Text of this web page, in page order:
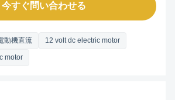
今すぐ問い合わせる
動機直流 12 volt dc electric motor
motor